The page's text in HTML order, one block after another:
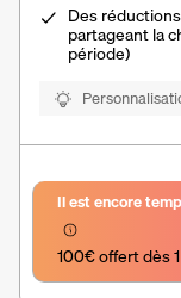
Des
partageant la
période)
Il est encore
100€ offert dès